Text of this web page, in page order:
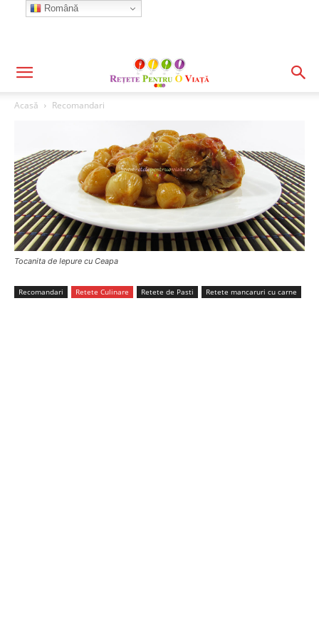
Acasă Recomandari
Tocanita de Iepure cu Ceapa
Recomandari Retete Culinare Retete de Pasti Retete mancaruri cu carne
Română